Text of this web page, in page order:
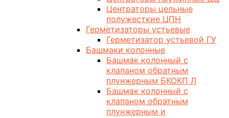
Центраторы цельные
полужесткие ЦПН
Герметизаторы устьевые
Герметизатор устьевой ГУ
Башмаки колонные
Башмак колонный с
клапаном обратным
плунжерным БКОКП Л
Башмак колонный с
клапаном обратным
плунжерным и